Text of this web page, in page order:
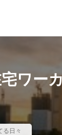
ワー
る日々